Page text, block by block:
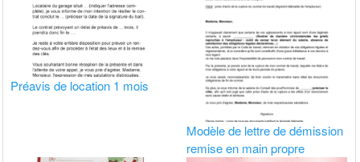
Préavis de location 1 mois
Modèle de lettre de démission
remise en main propre